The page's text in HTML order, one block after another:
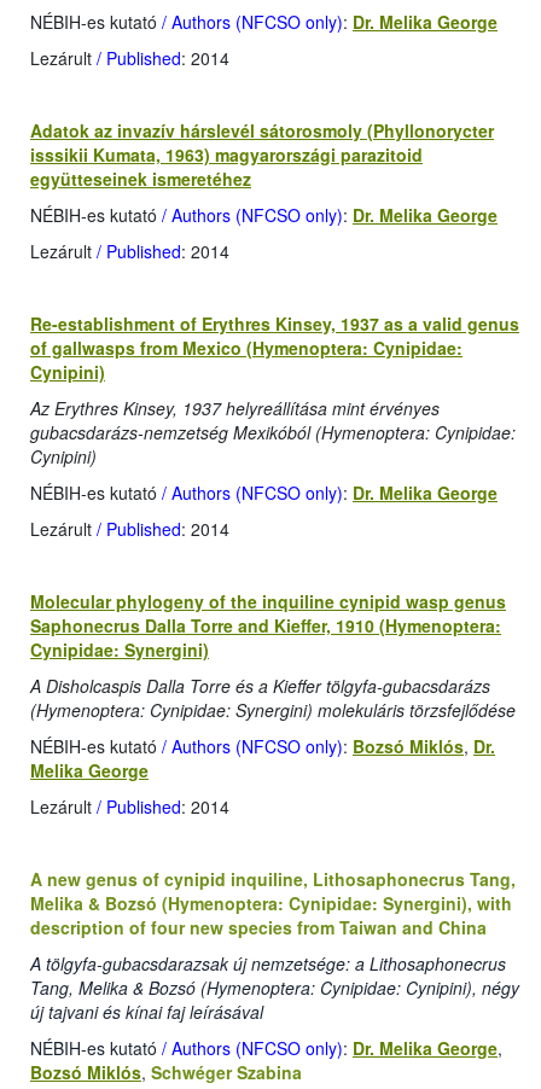
NÉBIH-es kutató / Authors (NFCSO only): Dr. Melika George
Lezárult / Published: 2014
Adatok az invazív hárslevél sátorosmoly (Phyllonorycter
isssikii Kumata, 1963) magyarországi parazitoid
együtteseinek ismeretéhez
NÉBIH-es kutató / Authors (NFCSO only): Dr. Melika George
Lezárult / Published: 2014
Re-establishment of Erythres Kinsey, 1937 as a valid genus
of gallwasps from Mexico (Hymenoptera: Cynipidae:
Cynipini)
Az Erythres Kinsey, 1937 helyreállítása mint érvényes
gubacsdarázs-nemzetség Mexikóból (Hymenoptera: Cynipidae:
Cynipini)
NÉBIH-es kutató / Authors (NFCSO only): Dr. Melika George
Lezárult / Published: 2014
Molecular phylogeny of the inquiline cynipid wasp genus
Saphonecrus Dalla Torre and Kieffer, 1910 (Hymenoptera:
Cynipidae: Synergini)
A Disholcaspis Dalla Torre és a Kieffer tölgyfa-gubacsdarázs
(Hymenoptera: Cynipidae: Synergini) molekuláris törzsfejlődése
NÉBIH-es kutató / Authors (NFCSO only): Bozsó Miklós, Dr.
Melika George
Lezárult / Published: 2014
A new genus of cynipid inquiline, Lithosaphonecrus Tang,
Melika & Bozsó (Hymenoptera: Cynipidae: Synergini), with
description of four new species from Taiwan and China
A tölgyfa-gubacsdarazsak új nemzetsége: a Lithosaphonecrus
Tang, Melika & Bozsó (Hymenoptera: Cynipidae: Cynipini), négy
új tajvani és kínai faj leírásával
NÉBIH-es kutató / Authors (NFCSO only): Dr. Melika George,
Bozsó Miklós, Schwéger Szabina